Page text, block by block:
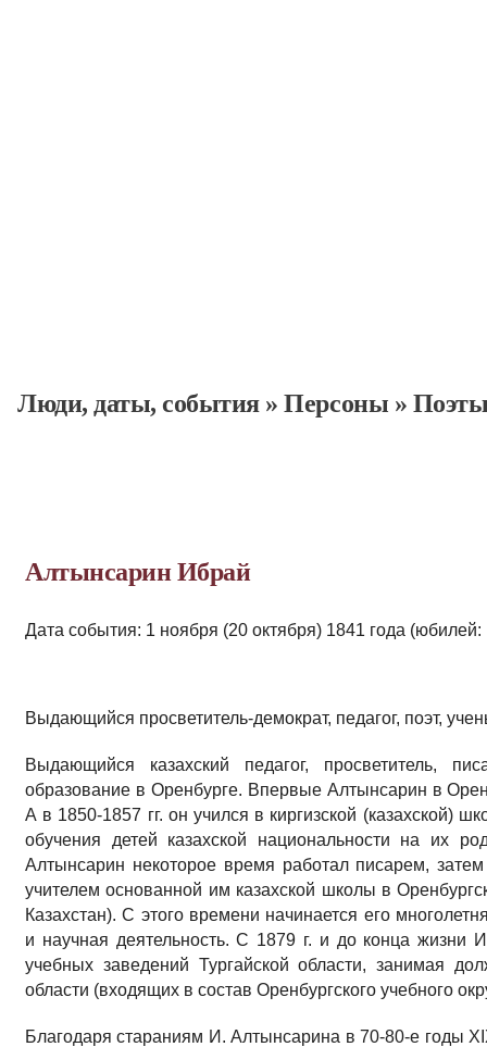
Люди, даты, cобытия»Персоны »
Алтынсарин Ибрай
Дата события: 1 ноября (20 октября) 1841 года (юбилей:
Выдающийся просветитель-демократ, педагог, поэт,
Выдающийся казахский педагог, просветитель,
образование в Оренбурге. Впервые Алтынсарин в
А в 1850-1857 гг. он учился в киргизской (казахской)
обучения детей казахской национальности на их
Алтынсарин некоторое время работал писарем,
учителем основанной им казахской школы в
Казахстан). С этого времени начинается его
и научная деятельность. С 1879 г. и до конца жизни
учебных заведений Тургайской области, занимая
области (входящих в состав Оренбургского учебного
Благодаря стараниям И. Алтынсарина в 70-80-е годы